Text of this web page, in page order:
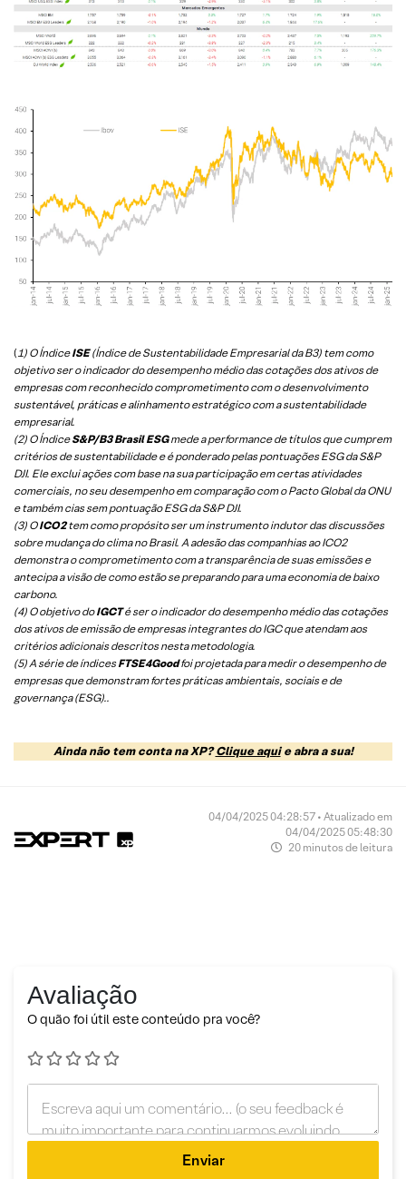
( 1) O ÍndiceISE(Índice de Sustentabilidade Empresarial da B3) tem como
objetivo ser o indicador do desempenho médio das cotações dos ativos de
empresas com reconhecido comprometimento com o desenvolvimento
sustentável, práticas e alinhamento estratégico com a sustentabilidade
empresarial.
(2) O ÍndiceS&P/B3 Brasil ESGmede a performance de títulos que cumprem
critérios de sustentabilidade e é ponderado pelas pontuações ESG da S&P
DJI. Ele exclui ações com base na sua participação em certas atividades
comerciais, no seu desempenho em comparação com o Pacto Global da ONU
e também cias sem pontuação ESG da S&P DJI.
(3) OICO2tem como propósito ser um instrumento indutor das discussões
sobre mudança do clima no Brasil. A adesão das companhias ao ICO2
demonstra o comprometimento com a transparência de suas emissões e
antecipa a visão de como estão se preparando para uma economia de baixo
carbono.
(4) O objetivo doIGCTé ser o indicador do desempenho médio das cotações
dos ativos de emissão de empresas integrantes do IGC que atendam aos
critérios adicionais descritos nesta metodologia.
(5) A série de índicesFTSE4Goodfoi projetada para medir o desempenho de
empresas que demonstram fortes práticas ambientais, sociais e de
governança (ESG)..
Ainda não tem conta na XP?Clique aquie abra a sua!
04/04/2025 04:28:57 • Atualizado em
04/04/2025 05:48:30
20 minutos de leitura
Avaliação
O quão foi útil este conteúdo pra você?
Enviar